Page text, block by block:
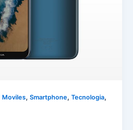
Moviles,Smartphone,Tecnologia,